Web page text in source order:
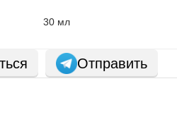
30 мл
Отправить